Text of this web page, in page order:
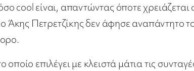
cool είναι, απαντώντας όποτε χρειάζεται
Άκης Πετρετζίκης δεν άφησε αναπάντητο
επιλέγει με κλειστά μάτια τις